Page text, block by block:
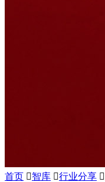
首页 智库 行业分享 